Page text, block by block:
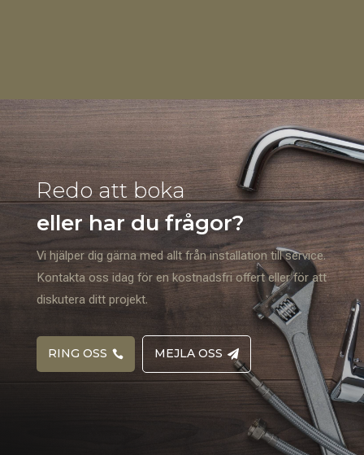
Redo att boka
eller har du frågor?
Vi hjälper dig gärna med allt från installation till service.
Kontakta oss idag för en kostnadsfri offert eller för att
diskutera ditt projekt.
RING OSS  MEJLA OSS 